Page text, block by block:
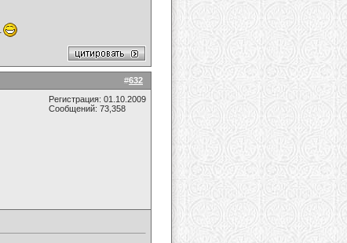
#632
Регистрация: 01.10.2009
Сообщений: 73,358